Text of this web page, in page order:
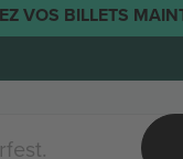
VOS BILLETS